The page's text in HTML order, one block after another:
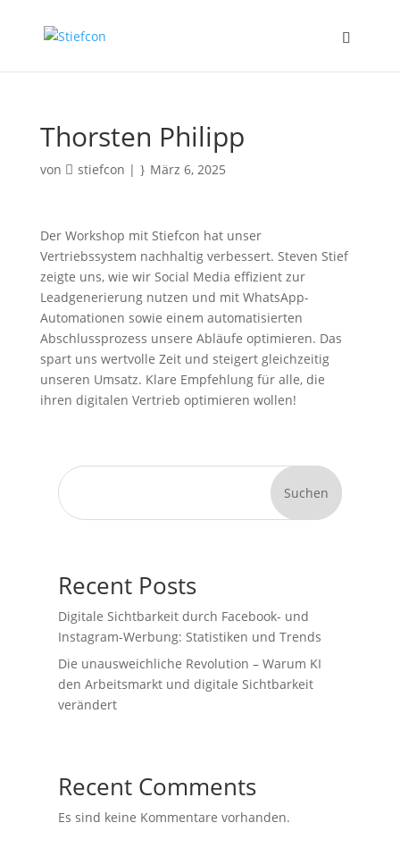
Thorsten Philipp
von stiefcon | März 6, 2025
Der Workshop mit Stiefcon hat unser
Vertriebssystem nachhaltig verbessert. Steven Stief
zeigte uns, wie wir Social Media effizient zur
Leadgenerierung nutzen und mit WhatsApp-
Automationen sowie einem automatisierten
Abschlussprozess unsere Abläufe optimieren. Das
spart uns wertvolle Zeit und steigert gleichzeitig
unseren Umsatz. Klare Empfehlung für alle, die
ihren digitalen Vertrieb optimieren wollen!
Suchen
Recent Posts
Digitale Sichtbarkeit durch Facebook- und
Instagram-Werbung: Statistiken und Trends
Die unausweichliche Revolution – Warum KI
den Arbeitsmarkt und digitale Sichtbarkeit
verändert
Recent Comments
Es sind keine Kommentare vorhanden.